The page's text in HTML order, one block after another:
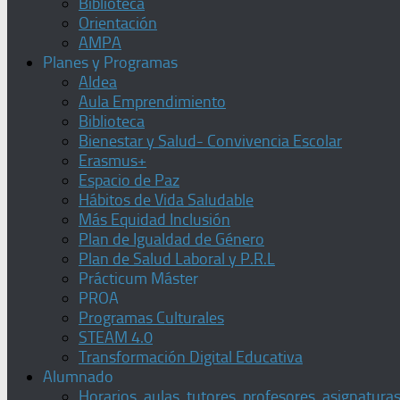
Orientación
AMPA
Planes y Programas
Aldea
Aula Emprendimiento
Biblioteca
Bienestar y Salud- Convivencia Escolar
Erasmus+
Espacio de Paz
Hábitos de Vida Saludable
Más Equidad Inclusión
Plan de Igualdad de Género
Plan de Salud Laboral y P.R.L
Prácticum Máster
PROA
Programas Culturales
STEAM 4.0
Transformación Digital Educativa
Alumnado